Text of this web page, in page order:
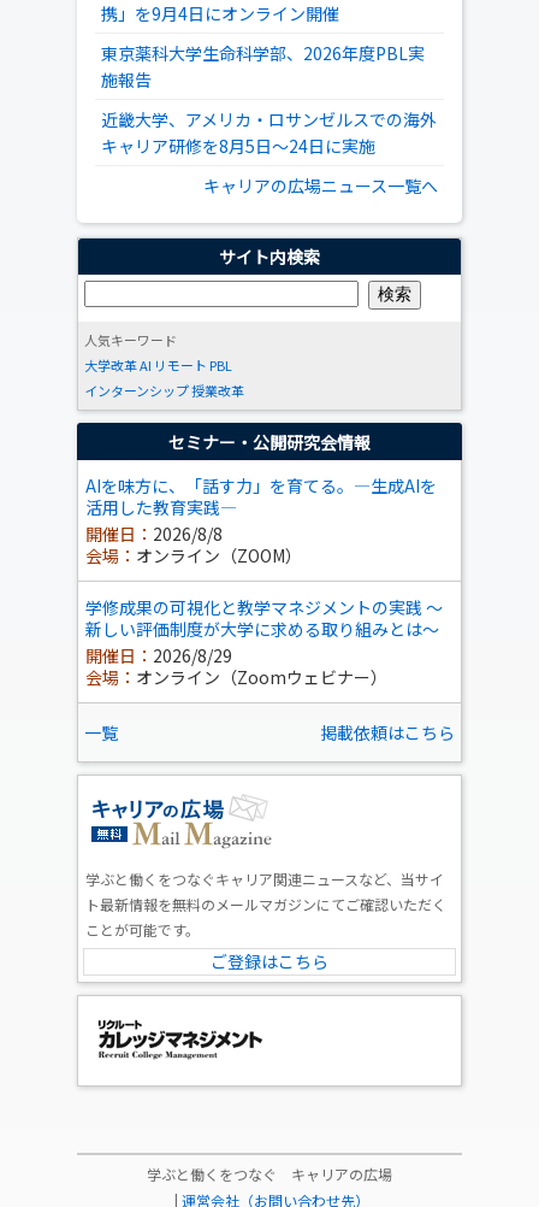
携」を9月4日にオンライン開催
東京薬科大学生命科学部、2026年度PBL実
施報告
近畿大学、アメリカ・ロサンゼルスでの海外
キャリア研修を8月5日～24日に実施
キャリアの広場ニュース一覧へ
サイト内検索
人気キーワード
大学改革AI リモート PBL
インターンシップ授業改革
セミナー・公開研究会情報
AIを味方に、「話す力」を育てる。―生成AIを
活用した教育実践―
開催日： 2026/8/8
会場： オンライン（ZOOM）
学修成果の可視化と教学マネジメントの実践 ～
新しい評価制度が大学に求める取り組みとは～
開催日： 2026/8/29
会場： オンライン（Zoomウェビナー）
一覧 掲載依頼はこちら
学ぶと働くをつなぐキャリア関連ニュースなど、当サイ
ト最新情報を無料のメールマガジンにてご確認いただく
ことが可能です。
ご登録はこちら
学ぶと働くをつなぐ キャリアの広場
| 運営会社（お問い合わせ先）